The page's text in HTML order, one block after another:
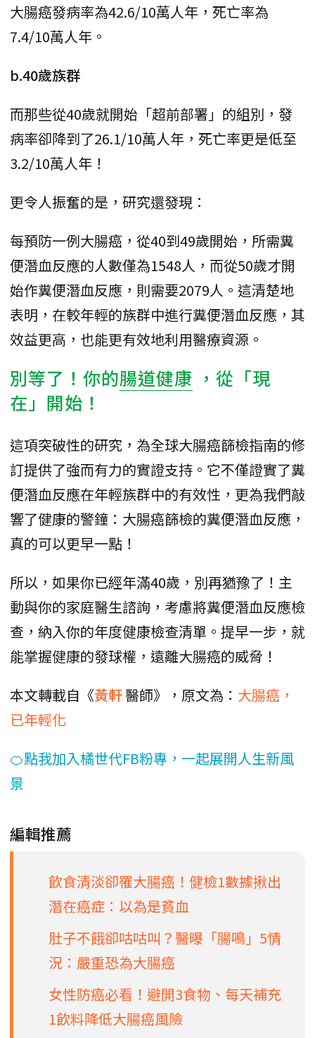
大腸癌發病率為42.6/10萬人年，死亡率為
7.4/10萬人年。
b.40歲族群
而那些從40歲就開始「超前部署」的組別，發
病率卻降到了26.1/10萬人年，死亡率更是低至
3.2/10萬人年！
更令人振奮的是，研究還發現：
每預防一例大腸癌，從40到49歲開始，所需糞
便潛血反應的人數僅為1548人，而從50歲才開
始作糞便潛血反應，則需要2079人。這清楚地
表明，在較年輕的族群中進行糞便潛血反應，其
效益更高，也能更有效地利用醫療資源。
別等了！你的腸道健康 ，從「現
在」開始！
這項突破性的研究，為全球大腸癌篩檢指南的修
訂提供了強而有力的實證支持。它不僅證實了糞
便潛血反應在年輕族群中的有效性，更為我們敲
響了健康的警鐘：大腸癌篩檢的糞便潛血反應，
真的可以更早一點！
所以，如果你已經年滿40歲，別再猶豫了！主
動與你的家庭醫生諮詢，考慮將糞便潛血反應檢
查，納入你的年度健康檢查清單。提早一步，就
能掌握健康的發球權，遠離大腸癌的威脅！
本文轉載自《黃軒醫師》，原文為： 大腸癌，
已年輕化
🍊點我加入橘世代FB粉專，一起展開人生新風
景
編輯推薦
飲食清淡卻罹大腸癌！健檢1數據揪出
潛在癌症：以為是貧血
肚子不餓卻咕咕叫？醫曝「腸鳴」5情
況：嚴重恐為大腸癌
女性防癌必看！避開3食物、每天補充
1飲料降低大腸癌風險